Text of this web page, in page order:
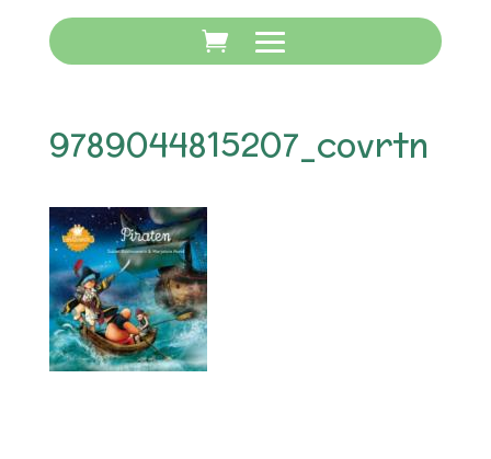
9789044815207_covrtn